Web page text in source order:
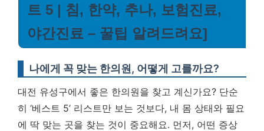
트 5 | 침, 한약, 추나, 보험진료,
야간진료 – 꿀팁 알려드려요]
나에게 꼭 맞는 한의원, 어떻게 고를까요?
대전 유성구에서 좋은 한의원을 찾고 계신가요? 단순
히 ‘베스트 5’ 리스트만 보는 것보다, 내 몸 상태와 필요
에 딱 맞는 곳을 찾는 것이 중요해요. 먼저, 어떤 증상